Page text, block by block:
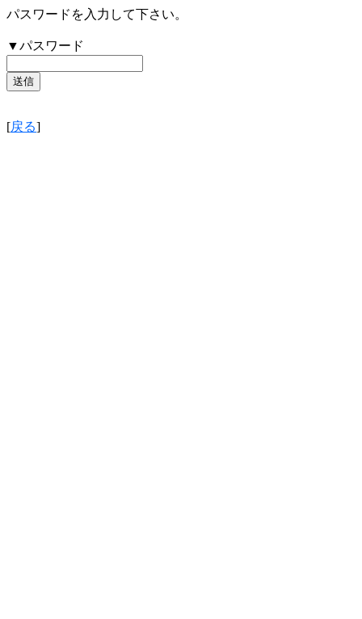
パスワードを入力して下さい。
▼パスワード
[戻る]